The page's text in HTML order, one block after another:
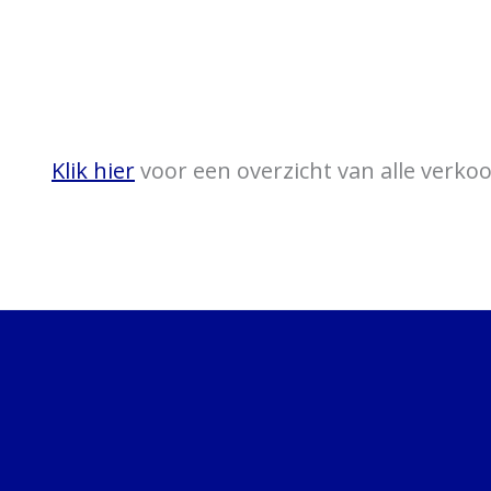
Klik hiervoor een overzicht van alle